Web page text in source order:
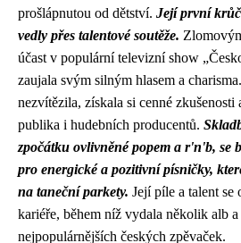
prošlápnutou od dětství. Její první
vedly přes talentové soutěže.
účast v populární televizní show
zaujala svým silným hlasem a
nezvítězila, získala si cenné zkušenosti
publika i hudebních producentů.
zpočátku ovlivněné popem a r'n'b, se
pro energické a pozitivní písničky,
na taneční parkety. Její píle a talent se
kariéře, během níž vydala několik alb a
nejpopulárnějších českých zpěvaček.